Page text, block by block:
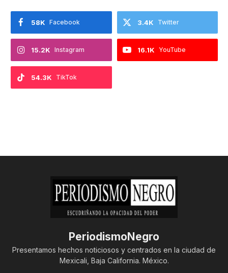
Facebook
58K Twitter
3.4K
Instagram
15.2K YouTube
16.1K
TikTok
54.3K
PeriodismoNegro
Presentamos hechos noticiosos y centrados en la ciudad de
Mexicali, Baja California. México.